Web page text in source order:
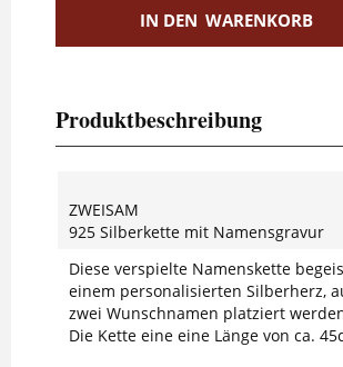
IN DEN WARENKORB
Produktbeschreibung
ZWEISAM
925 Silberkette mit Namensgravur
Diese verspielte Namenskette
einem personalisierten Silberherz,
zwei Wunschnamen platziert
Die Kette eine eine Länge von ca.